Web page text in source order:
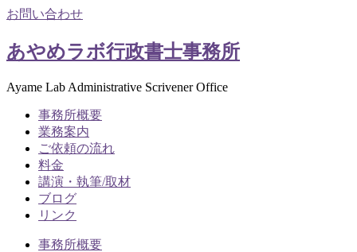
お問い合わせ
あやめラボ行政書士事務所
Ayame Lab Administrative Scrivener Office
事務所概要
業務案内
ご依頼の流れ
料金
講演・執筆/取材
ブログ
リンク
事務所概要